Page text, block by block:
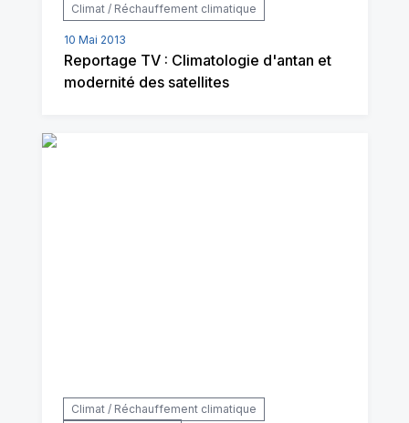
Climat / Réchauffement climatique
10 Mai 2013
Reportage TV : Climatologie d'antan et
modernité des satellites
Climat / Réchauffement climatique